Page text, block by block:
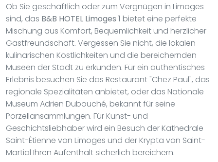
Ob Sie geschäftlich oder zum Vergnügen in Limoges
sind, das B&B HOTEL Limoges 1 bietet eine perfekte
Mischung aus Komfort, Bequemlichkeit und herzlicher
Gastfreundschaft. Vergessen Sie nicht, die lokalen
kulinarischen Köstlichkeiten und die bereichernden
Museen der Stadt zu erkunden. Für ein authentisches
Erlebnis besuchen Sie das Restaurant "Chez Paul", das
regionale Spezialitäten anbietet, oder das Nationale
Museum Adrien Dubouché, bekannt für seine
Porzellansammlungen. Für Kunst- und
Geschichtsliebhaber wird ein Besuch der Kathedrale
Saint-Étienne von Limoges und der Krypta von Saint-
Martial Ihren Aufenthalt sicherlich bereichern.